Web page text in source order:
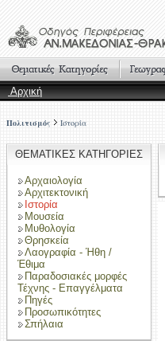
Αρχική
Πολιτισμός Ιστορία
ΘΕΜΑΤΙΚΕΣ ΚΑΤΗΓΟΡΙΕΣ
Αρχαιολογία
Αρχιτεκτονική
Ιστορία
Μουσεία
Μυθολογία
Θρησκεία
Λαογραφία - Ήθη /
Έθιμα
Παραδοσιακές μορφές
Τέχνης - Επαγγέλματα
Πηγές
Προσωπικότητες
Σπήλαια